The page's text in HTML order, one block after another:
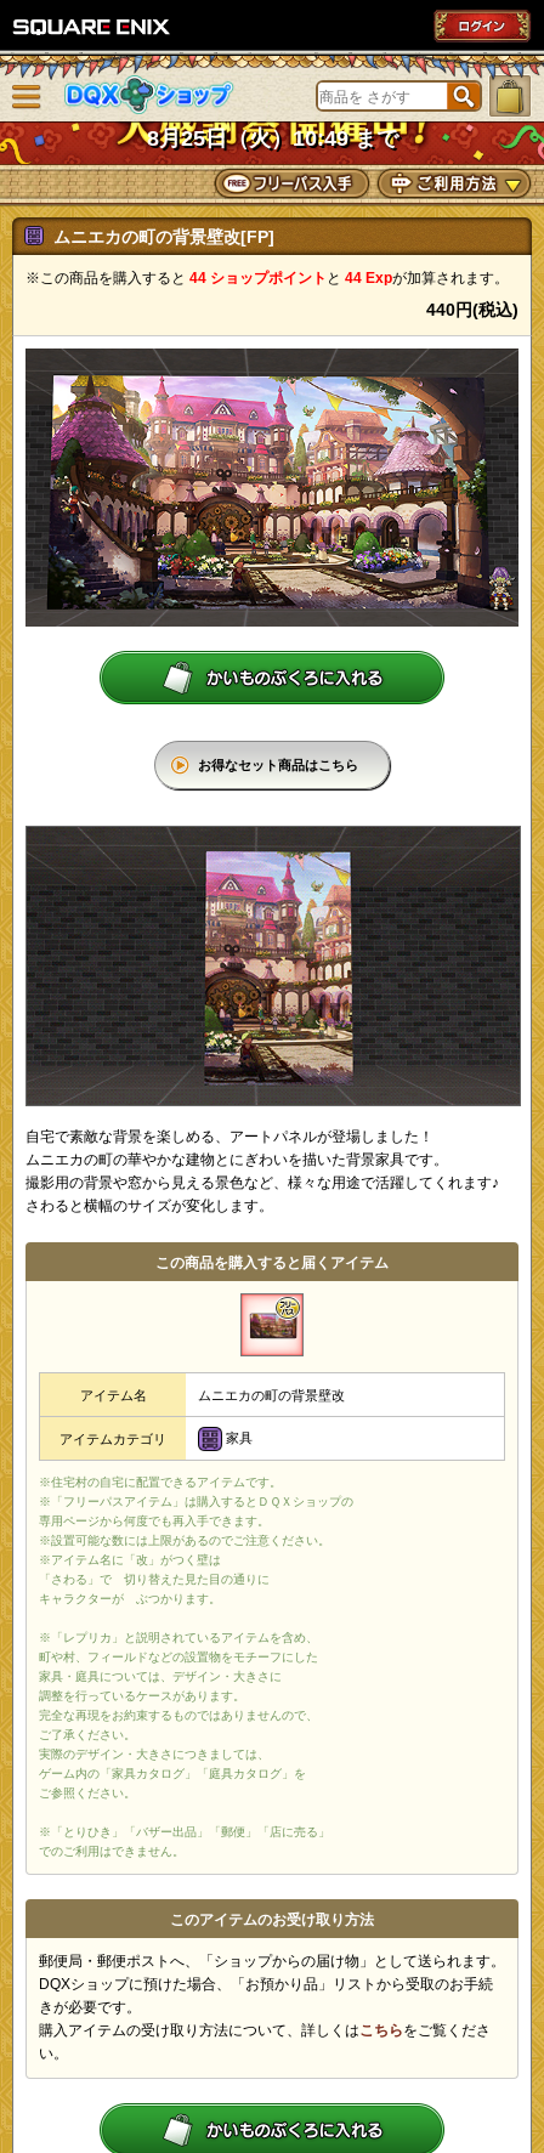
DQXショップ
8月25日（火）10:49 まで
ニューを閉じる
ムニエカの町の背景壁改[FP]
※この商品を購入すると 44 ショップポイント と 44 Expが加算されます。
440円(税込)
お得なセット商品はこちら
自宅で素敵な背景を楽しめる、アートパネルが登場しました！
ムニエカの町の華やかな建物とにぎわいを描いた背景家具です。
撮影用の背景や窓から見える景色など、様々な用途で活躍してくれます♪
さわると横幅のサイズが変化します。
この商品を購入すると届くアイテム
アイテム名 ムニエカの町の背景壁改
アイテムカテゴリ 家具
※住宅村の自宅に配置できるアイテムです。
※「フリーパスアイテム」は購入するとＤＱＸショップの
専用ページから何度でも再入手できます。
※設置可能な数には上限があるのでご注意ください。
※アイテム名に「改」がつく壁は
「さわる」で 切り替えた見た目の通りに
キャラクターが ぶつかります。
※「レプリカ」と説明されているアイテムを含め、
町や村、フィールドなどの設置物をモチーフにした
家具・庭具については、デザイン・大きさに
調整を行っているケースがあります。
完全な再現をお約束するものではありませんので、
ご了承ください。
実際のデザイン・大きさにつきましては、
ゲーム内の「家具カタログ」「庭具カタログ」を
ご参照ください。
※「とりひき」「バザー出品」「郵便」「店に売る」
でのご利用はできません。
このアイテムのお受け取り方法
郵便局・郵便ポストへ、「ショップからの届け物」として送られます。
DQXショップに預けた場合、「お預かり品」リストから受取のお手続
きが必要です。
購入アイテムの受け取り方法について、詳しくはこちらをご覧くださ
い。